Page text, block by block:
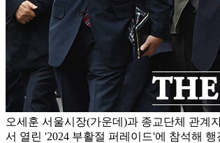
오세훈 서울시장(가운데)과 종교단체 관계
서 열린 '2024 부활절 퍼레이드'에 참석해